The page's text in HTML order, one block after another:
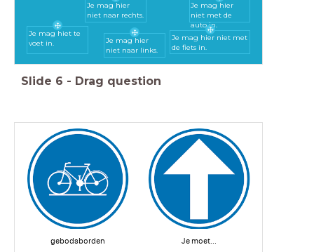
Je mag hier
niet naar links.
Je mag hier
niet met de
auto in.
Je mag hier
niet naar rechts.
Je mag hiet te
voet in.
Je mag hier niet met
de fiets in.
Slide 6 - Drag question
gebodsborden Je moet...